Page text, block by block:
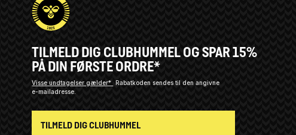
TILMELD DIG CLUBHUMMEL OG SPAR 15%
PÅ DIN FØRSTE ORDRE*
Visse undtagelser gælder* Rabatkoden sendes til den angivne
e-mailadresse.
TILMELD DIG CLUBHUMMEL